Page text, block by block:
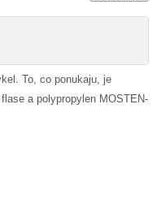
To, co ponukaju, je
a polypropylen MOSTEN-